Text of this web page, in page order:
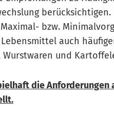
bzw.
auch
Wurstwaren und
die Anforderungen